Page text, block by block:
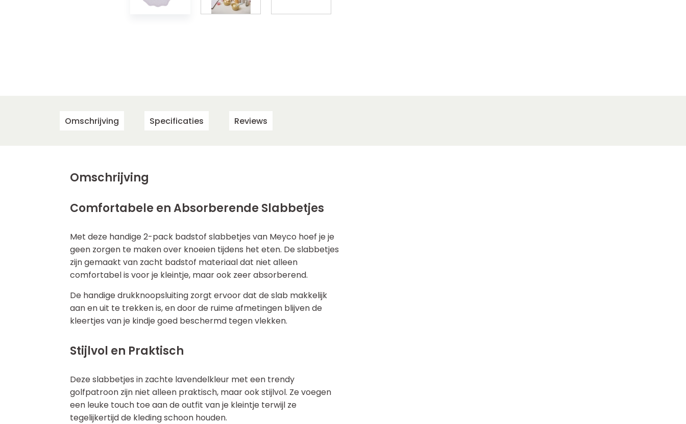
Omschrijving Specificaties Reviews
Omschrijving
Comfortabele en Absorberende Slabbetjes
Met deze handige 2-pack badstof slabbetjes van Meyco hoef je je
geen zorgen te maken over knoeien tijdens het eten. De slabbetjes
zijn gemaakt van zacht badstof materiaal dat niet alleen
comfortabel is voor je kleintje, maar ook zeer absorberend.
De handige drukknoopsluiting zorgt ervoor dat de slab makkelijk
aan en uit te trekken is, en door de ruime afmetingen blijven de
kleertjes van je kindje goed beschermd tegen vlekken.
Stijlvol en Praktisch
Deze slabbetjes in zachte lavendelkleur met een trendy
golfpatroon zijn niet alleen praktisch, maar ook stijlvol. Ze voegen
een leuke touch toe aan de outfit van je kleintje terwijl ze
tegelijkertijd de kleding schoon houden.